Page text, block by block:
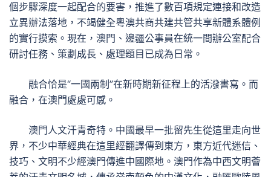
個步驟深度一起配合的要害，推進了數百項規定連接和改造
立異辦法落地，不竭健全粵澳共商共建共管共享新體系體例
的實行摸索。現在，澳門、邊疆公事員在統一間辦公室配合
研討任務、策劃成長、處理題目已成為日常。
融合恰是“一國兩制”在新時期新征程上的活潑書寫。而
融合，在澳門處處可感。
澳門人文汗青奇特。中國最早一批留先生從這里走向世
界，不少中華經典在這里經翻譯傳到東方，東方近代迷信、
技巧、文明不少經澳門傳進中國際地。澳門作為中西文明薈